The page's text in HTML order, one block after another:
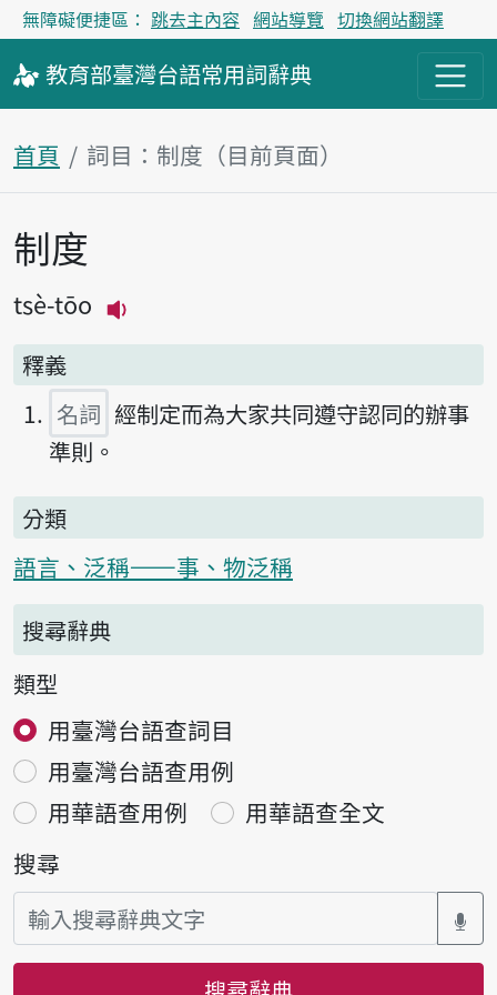
無障礙便捷區： 跳去主內容 網站導覽 切換網站翻譯
教育部臺灣台語常用詞辭典
首頁 詞目：制度（目前頁面）
主內容區塊
制度
tsè-tōo
釋義
名詞 經制定而為大家共同遵守認同的辦事
準則。
分類
語言、泛稱——事、物泛稱
搜尋辭典
類型
用臺灣台語查詞目
用臺灣台語查用例
用華語查用例
用華語查全文
搜尋